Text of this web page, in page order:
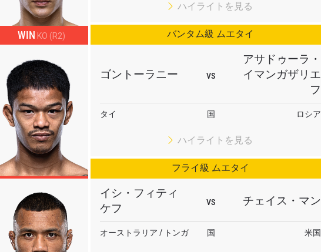
バンタム級 ムエタイ
WIN KO (R2)
ハイライトを見る
フライ級 ムエタイ
ゴントーラニー VS
アサドゥーラ・
イマンガザリエ
フ
タイ 国 ロシア
ハイライトを見る
イシ・フィティ
ケフ
VS チェイス・マン
オーストラリア / トンガ 国 米国
対戦相手
大会
ハイライトを見る
をゲット
ンシップとどこでも一緒！ 最新ニュース、特別オファ
ントの最高の席をゲットするため今すぐ登録を！
で記入）
購読
送信することにより、お客様は当社の
プライバシーポリ
報の収集、使用および開示に同意したことになります。
は、いつでも配信を停止することができます。